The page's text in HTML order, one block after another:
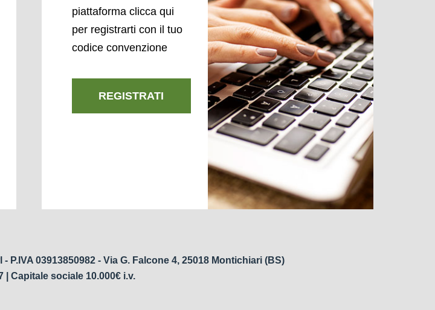
piattaforma clicca qui
per registrarti con il tuo
codice convenzione
REGISTRATI
03913850982 - Via G. Falcone 4, 25018 Montichiari (BS)
| Capitale sociale 10.000€ i.v.